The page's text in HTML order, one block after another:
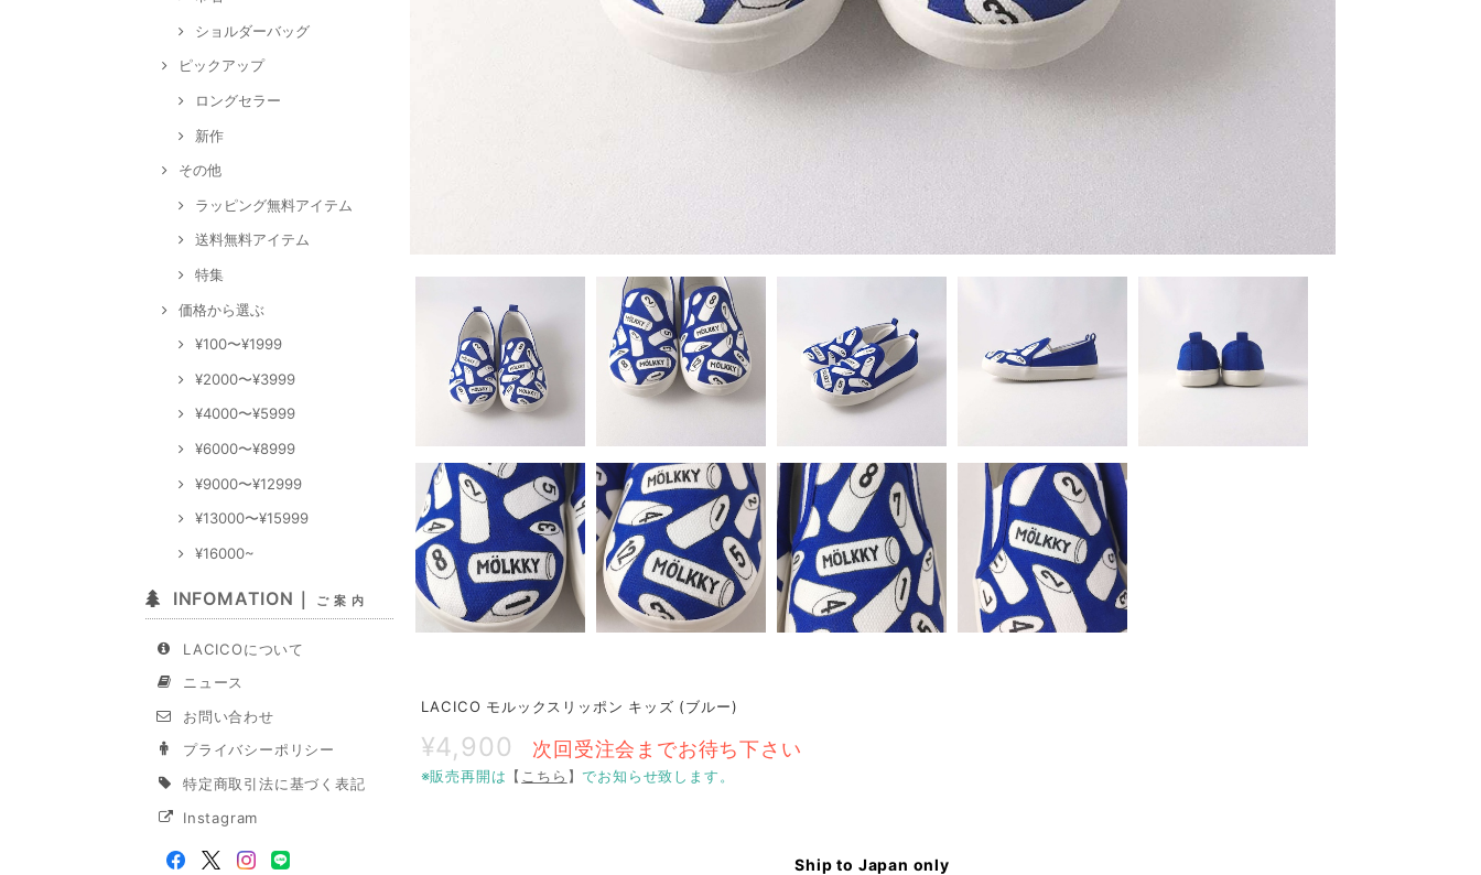
ショルダーバッグ
ピックアップ
ロングセラー
新作
その他
ラッピング無料アイテム
送料無料アイテム
特集
価格から選ぶ
¥100〜¥1999
¥2000〜¥3999
¥4000〜¥5999
¥6000〜¥8999
¥9000〜¥12999
¥13000〜¥15999
¥16000~
INFOMATION｜ ご 案 内
LACICOについて
ニュース
お問い合わせ
プライバシーポリシー
特定商取引法に基づく表記
Instagram
LACICO モルックスリッポン キッズ (ブルー)
¥4,900 次回受注会までお待ち下さい
※販売再開は 【 こちら 】でお知らせ致します。
Ship to Japan only